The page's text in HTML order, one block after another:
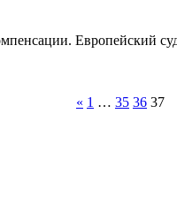
Европейский
« 1 … 35 36 37